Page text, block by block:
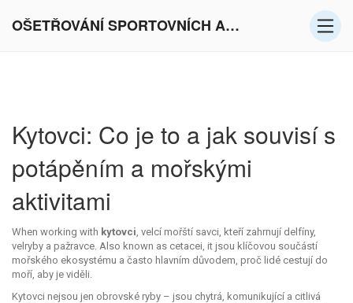
OŠETŘOVÁNÍ SPORTOVNÍCH AKTIVIT V EVROPĚ
Kytovci: Co je to a jak souvisí s
potápěním a mořskými
aktivitami
When working with kytovci, velcí mořští savci, kteří zahrnují delfíny,
velryby a pažravce. Also known as cetacei, it jsou klíčovou součástí
mořského ekosystému a často hlavním důvodem, proč lidé cestují do
moří, aby je viděli.
Kytovci nejsou jen obrovské ryby – jsou chytrá, komunikující a citlivá